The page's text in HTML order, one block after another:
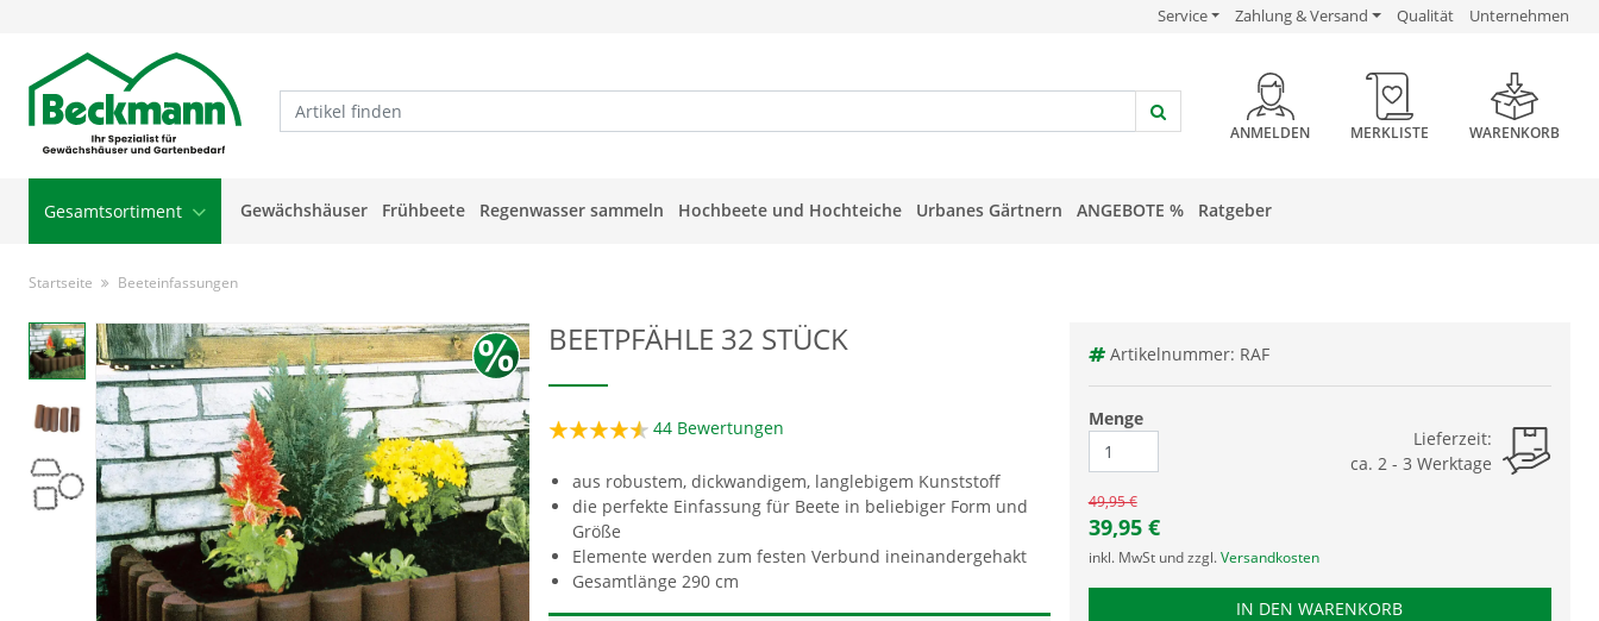
USP Verlinkung
Service Zahlung & Versand USP Verlinkung
Qualität USP Verlinkung
Unternehmen
HEADER BUTTON
ANMELDEN MERKLISTE WARENKORB
Gesamtsortiment Gewächshäuser Frühbeete Regenwasser sammeln Hochbeete und Hochteiche Urbanes Gärtnern ANGEBOTE % Ratgeber
Startseite Beeteinfassungen
BEETPFÄHLE 32 STÜCK
44 Bewertungen
aus robustem, dickwandigem, langlebigem Kunststoff
die perfekte Einfassung für Beete in beliebiger Form und
Größe
Elemente werden zum festen Verbund ineinandergehakt
Gesamtlänge 290 cm
Artikelnummer: RAF
Menge
Lieferzeit:
ca. 2 - 3 Werktage
49,95 €
39,95 €
inkl. MwSt und zzgl. Versandkosten
PRODUKTNUMMER RAF
IN DEN WARENKORB